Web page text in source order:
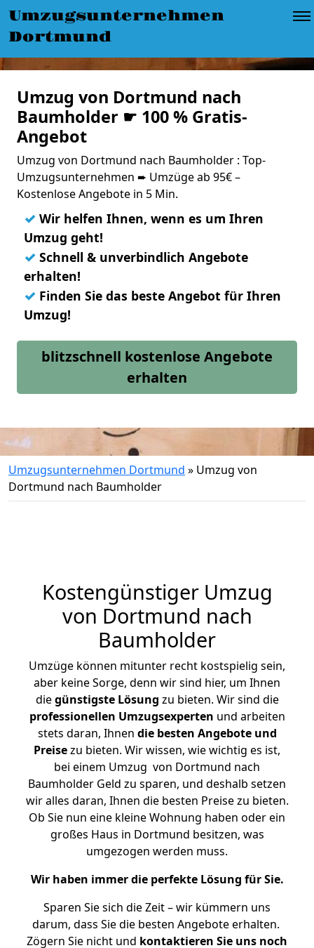
Umzugsunternehmen
Dortmund
Umzug von Dortmund nach
Baumholder ☛ 100 % Gratis-
Angebot
Umzug von Dortmund nach Baumholder : Top-
Umzugsunternehmen ➨ Umzüge ab 95€ –
Kostenlose Angebote in 5 Min.
✓ Wir helfen Ihnen, wenn es um Ihren
Umzug geht!
✓ Schnell & unverbindlich Angebote
erhalten!
✓ Finden Sie das beste Angebot für Ihren
Umzug!
blitzschnell kostenlose Angebote
erhalten
Umzugsunternehmen Dortmund » Umzug von
Dortmund nach Baumholder
Kostengünstiger Umzug
von Dortmund nach
Baumholder
Umzüge können mitunter recht kostspielig sein,
aber keine Sorge, denn wir sind hier, um Ihnen
diegünstigste Lösung zu bieten. Wir sind die
professionellen Umzugsexperten und arbeiten
stets daran, Ihnen die besten Angebote und
Preisezu bieten. Wir wissen, wie wichtig es ist,
bei einem Umzug von Dortmund nach
Baumholder Geld zu sparen, und deshalb setzen
wir alles daran, Ihnen die besten Preise zu bieten.
Ob Sie nun eine kleine Wohnung haben oder ein
großes Haus in Dortmund besitzen, was
umgezogen werden muss.
Wir haben immer die perfekte Lösung für Sie.
Sparen Sie sich die Zeit – wir kümmern uns
darum, dass Sie die besten Angebote erhalten.
Zögern Sie nicht und kontaktieren Sie uns noch